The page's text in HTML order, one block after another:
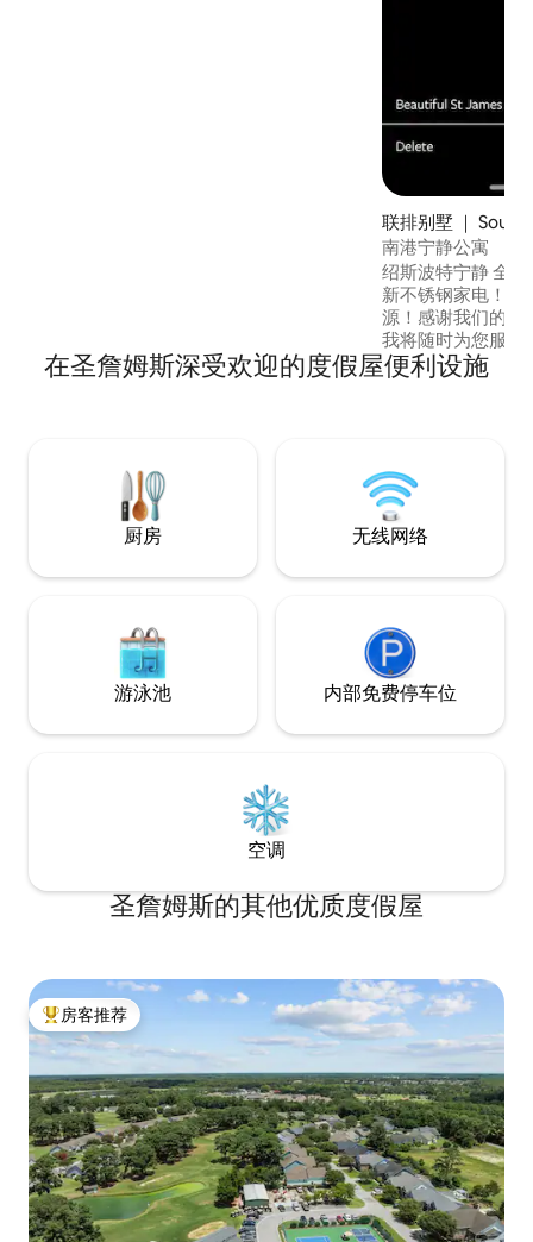
联排别墅 ｜
南港宁静公寓
绍斯波特宁静 全新石英厨房和卫生间！ 全
新不锈钢家电！ 新地
源！感谢我们的房
我将随时为您服务。 北卡罗来纳州南
海岸杂志评为「最
2021年亚军！ 根
在圣詹姆斯深受欢迎的度假屋便利设施
厨房 无线网络
游泳池 内部免费停车位
空调
圣詹姆斯的其他优质度假屋
热门「房客推荐」
房客推荐